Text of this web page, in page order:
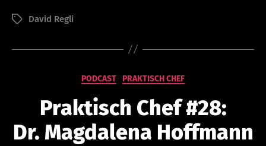
Schlagwörter
David Regli
Kategorien
PODCAST PRAKTISCH CHEF
Praktisch Chef #28:
Dr. Magdalena Hoffmann
is
at
or
@